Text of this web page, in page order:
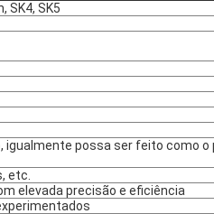
SK4, SK5
possa ser feito como o
etc.
elevada precisão e eficiência